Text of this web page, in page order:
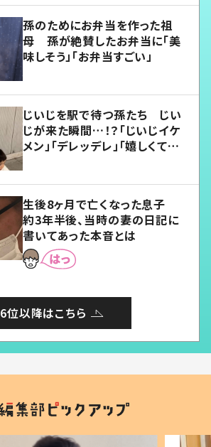
孫のためにお弁当を作った祖
母 孫が絶賛したお弁当に「美
味しそう」「お弁当すごい」
じいじを駅で待つ孫たち じい
じが来た瞬間…！？「じいじイケ
メン」「デレッデレ」「嬉しくて可
生後8ヶ月で亡くなった息子
約3年半後、当時の妻の日記に
書いてあった本音とは
6位以降はこちら